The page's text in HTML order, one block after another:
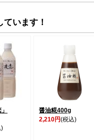
います！
)
醤油糀400g
2,210円(税込)